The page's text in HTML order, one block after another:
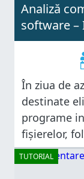
Analiză
software –
În ziua de
destinate
programe
fișierelor,
rămase în
lucru bun,
TUTORIAL